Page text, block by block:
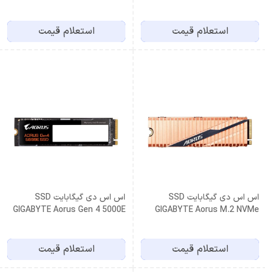
استعلام قیمت استعلام قیمت
اس اس دی گیگابایت SSD
GIGABYTE Aorus M.2 NVMe
استعلام قیمت
اس اس دی گیگابایت SSD
GIGABYTE Aorus Gen 4 5000E
استعلام قیمت